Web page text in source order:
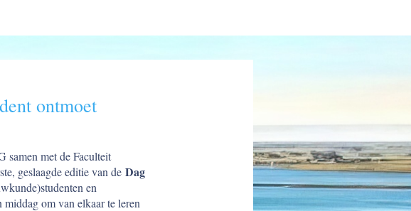
ontmoet
samen met de Faculteit
geslaagde editie van de Dag
en
om van elkaar te leren